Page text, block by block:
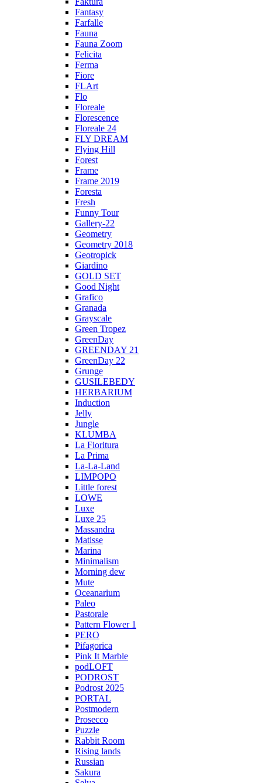
Fantasy
Farfalle
Fauna
Fauna Zoom
Felicita
Ferma
Fiore
FLArt
Flo
Floreale
Florescence
Floreale 24
FLY DREAM
Flying Hill
Forest
Frame
Frame 2019
Foresta
Fresh
Funny Tour
Gallery-22
Geometry
Geometry 2018
Geotropick
Giardino
GOLD SET
Good Night
Grafico
Granada
Grayscale
Green Tropez
GreenDay
GREENDAY 21
GreenDay 22
Grunge
GUSILEBEDY
HERBARIUM
Induction
Jelly
Jungle
KLUMBA
La Fioritura
La Prima
La-La-Land
LIMPOPO
Little forest
LOWE
Luxe
Luxe 25
Massandra
Matisse
Marina
Minimalism
Morning dew
Mute
Oceanarium
Paleo
Pastorale
Pattern Flower 1
PERO
Pifagorica
Pink It Marble
podLOFT
PODROST
Podrost 2025
PORTAL
Postmodern
Prosecco
Puzzle
Rabbit Room
Rising lands
Russian
Sakura